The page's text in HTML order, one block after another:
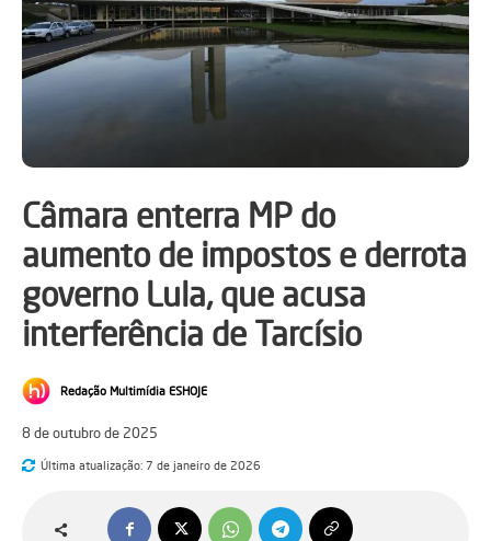
Câmara enterra MP do
aumento de impostos e derrota
governo Lula, que acusa
interferência de Tarcísio
Redação Multimídia ESHOJE
8 de outubro de 2025
Última atualização: 7 de janeiro de 2026